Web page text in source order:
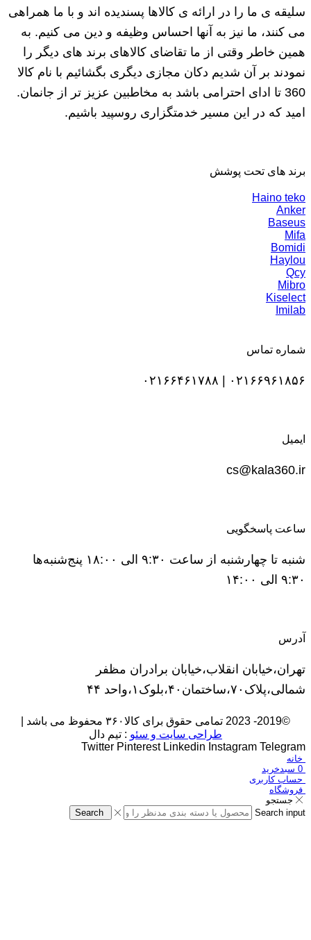
سلیقه ی ما را در ارائه ی کالاها پسندیده اند و با ما همراهی
می کنند، ما نیز به آنها احساس وظیفه و دین می کنیم. به
همین خاطر وقتی از ما تقاضای کالاهای برند های دیگر را
نمودند بر آن شدیم دکان مجازی دیگری بگشائیم با نام کالا
360 تا ادای احترامی باشد به مخاطبین عزیز تر از جانمان.
امید که در این مسیر خدمتگزاری روسپید باشیم.
برند های تحت پوشش
Haino teko
Anker
Baseus
Mifa
Bomidi
Haylou
Qcy
Mibro
Kiselect
Imilab
شماره تماس
۰۲۱۶۶۹۶۱۸۵۶ | ۰۲۱۶۶۴۶۱۷۸۸
ایمیل
cs@kala360.ir
ساعت پاسخگویی
شنبه تا چهارشنبه از ساعت ۹:۳۰ الی ۱۸:۰۰ پنج‌شنبه‌ها
۹:۳۰ الی ۱۴:۰۰
آدرس
تهران،خیابان انقلاب،خیابان برادران مظفر
شمالی،پلاک۷۰،ساختمان۴۰،بلوک۱،واحد ۴۴
©2019- 2023 تمامی حقوق برای کالا۳۶۰ محفوظ می باشد |
طراحی سایت و سئو : تیم دال
Twitter Pinterest Linkedin Instagram Telegram
خانه
0 سبدخرید
حساب کاربری
فروشگاه
جستجو
Search input
Search